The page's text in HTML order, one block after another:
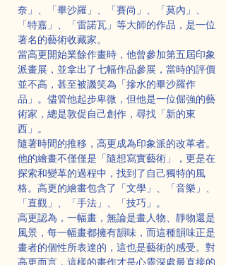
奈」、「畢沙羅」、「賽尚」、「莫內」、
「特嘉」、「雷諾瓦」等大師的作品，是一位
著名的藝術收藏家。
當高更開始業餘作畫時，他曾參加第五屆印象
派畫展，並拿出了七幅作品參展，當時的評價
並不高，甚至被譏笑為「摻水的畢沙羅作
品」。儘管他起步卑微，但他是一位倔強的藝
術家，總是敦促自己創作，尋找「新的東
西」。
隨著時間的推移，高更成為印象派的改革者。
他的繪畫不僅僅是「隨想寫實藝術」，更是在
探索和變革的過程中，找到了自己獨特的風
格。高更的繪畫包含了「文學」、「音樂」、
「直觀」、「手法」、「技巧」。
高更認為，一幅畫，無論是畫人物、靜物還是
風景，每一幅畫都擁有韻味，而這種韻味正是
畫者的個性所表達的，這也是藝術的感受。對
高更而言，這樣的畫作才是心靈深處最直接的